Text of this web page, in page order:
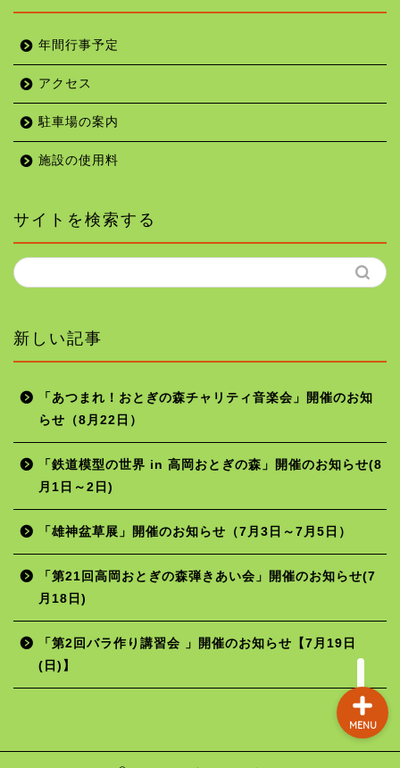
年間行事予定
アクセス
駐車場の案内
施設の使用料
サイトを検索する
新しい記事
「あつまれ！おとぎの森チャリティ音楽会」開催のお知
らせ（8月22日）
「鉄道模型の世界 in 高岡おとぎの森」開催のお知らせ(8
月1日～2日)
「雄神盆草展」開催のお知らせ（7月3日～7月5日）
「第21回高岡おとぎの森弾きあい会」開催のお知らせ(7
月18日)
「第2回バラ作り講習会 」開催のお知らせ【7月19日
(日)】
MENU
ホーム
年間行事予定
施設の使用料